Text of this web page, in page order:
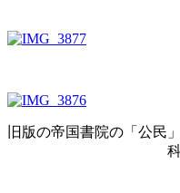
旧版の帝国書院の「公民